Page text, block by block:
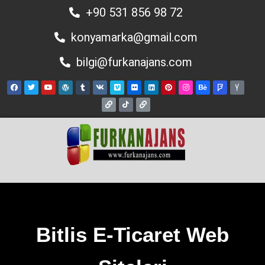
+90 531 856 98 72
konyamarka@gmail.com
bilgi@furkanajans.com
Bitlis E-Ticaret Web